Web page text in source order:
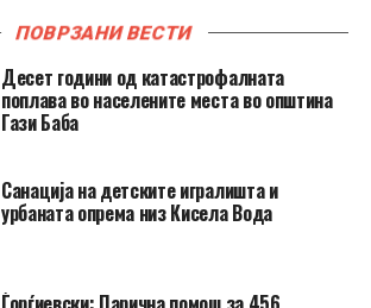
ПОВРЗАНИ ВЕСТИ
Десет години од катастрофалната
поплава во населените места во општина
Гази Баба
​Санација на детските игралишта и
урбаната опрема низ Кисела Вода